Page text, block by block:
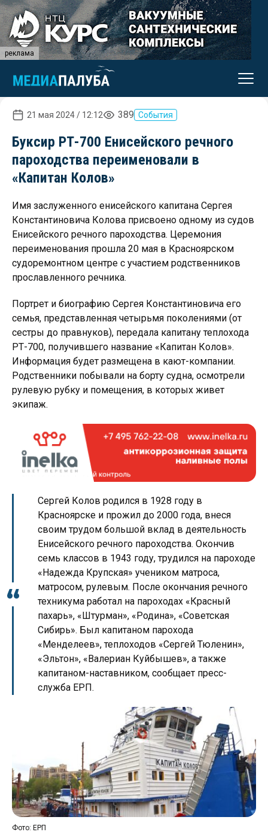
реклама
21 мая 2024 / 12:12 389 События
Буксир РТ-700 Енисейского речного
пароходства переименовали в
«Капитан Колов»
Имя заслуженного енисейского капитана Сергея
Константиновича Колова присвоено одному из судов
Енисейского речного пароходства. Церемония
переименования прошла 20 мая в Красноярском
судоремонтном центре с участием родственников
прославленного речника.
Портрет и биографию Сергея Константиновича его
семья, представленная четырьмя поколениями (от
сестры до правнуков), передала капитану теплохода
РТ-700, получившего название «Капитан Колов».
Информация будет размещена в кают-компании.
Родственники побывали на борту судна, осмотрели
рулевую рубку и помещения, в которых живет
экипаж.
Сергей Колов родился в 1928 году в
Красноярске и прожил до 2000 года, внеся
своим трудом большой вклад в деятельность
Енисейского речного пароходства. Окончив
семь классов в 1943 году, трудился на пароходе
«Надежда Крупская» учеником матроса,
матросом, рулевым. После окончания речного
техникума работал на пароходах «Красный
пахарь», «Штурман», «Родина», «Советская
Сибирь». Был капитаном парохода
«Менделеев», теплоходов «Сергей Тюленин»,
«Эльтон», «Валериан Куйбышев», а также
капитаном-наставником, сообщает пресс-
служба ЕРП.
Фото: ЕРП